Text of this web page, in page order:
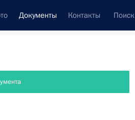
Документы Контакты Поиск